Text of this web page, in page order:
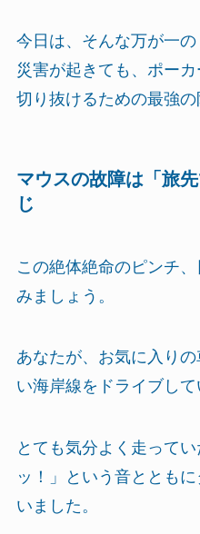
今日は、そんな万が一
災害が起きても、ポー
切り抜けるための最強の
マウスの故障は「旅
じ
この絶体絶命のピンチ
みましょう。
あなたが、お気に入り
い海岸線をドライブして
とても気分よく走って
ッ！」という音ととも
いました。